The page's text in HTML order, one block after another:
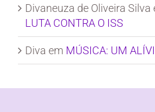
Divaneuza de Oliveira Silva
LUTA CONTRA O ISS
Diva em MÚSICA: UM